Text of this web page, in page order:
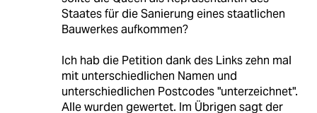
Staates für die Sanierung eines staatlichen
Bauwerkes aufkommen?
Ich hab die Petition dank des Links zehn mal
mit unterschiedlichen Namen und
unterschiedlichen Postcodes "unterzeichnet".
Alle wurden gewertet. Im Übrigen sagt der